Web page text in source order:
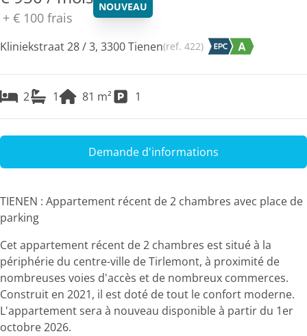
+ € 100 frais
NOUVEAU
Kliniekstraat 28 / 3, 3300 Tienen(ref. 422)
2 1 81 m² 1
Demande d'informations
TIENEN : Appartement récent de 2 chambres avec place de
parking
Cet appartement récent de 2 chambres est situé à la
périphérie du centre-ville de Tirlemont, à proximité de
nombreuses voies d'accès et de nombreux commerces.
Construit en 2021, il est doté de tout le confort moderne.
L'appartement sera à nouveau disponible à partir du 1er
octobre 2026.